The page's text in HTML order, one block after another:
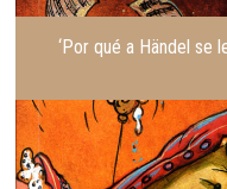
‘Por qué a Händel se